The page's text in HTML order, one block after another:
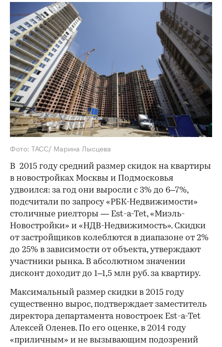
Фото: ТАСС/ Марина Лысцева
В 2015 году средний размер скидок на квартиры
в новостройках Москвы и Подмосковья
удвоился: за год они выросли с 3% до 6–7%,
подсчитали по запросу «РБК-Недвижимости»
столичные риелторы — Est-a-Tet, «Миэль-
Новостройки» и «НДВ-Недвижимость». Скидки
от застройщиков колеблются в диапазоне от 2%
до 25% в зависимости от объекта, утверждают
участники рынка. В абсолютном значении
дисконт доходит до 1–1,5 млн руб. за квартиру.
Максимальный размер скидки в 2015 году
существенно вырос, подтверждает заместитель
директора департамента новостроек Est-a-Tet
Алексей Оленев. По его оценке, в 2014 году
«приличным» и не вызывающим подозрений